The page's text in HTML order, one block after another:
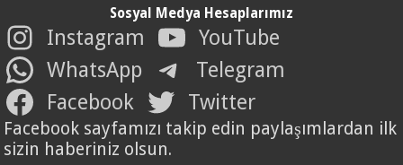
Sosyal Medya Hesaplarımız
Instagram
YouTube
WhatsApp
Telegram
Facebook
Twitter
Facebook sayfamızı takip edin paylaşımlardan ilk
sizin haberiniz olsun.